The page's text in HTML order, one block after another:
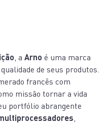
, a Arno é uma marca
de seus produtos.
francês com
missão tornar a vida
portfólio abrangente
,